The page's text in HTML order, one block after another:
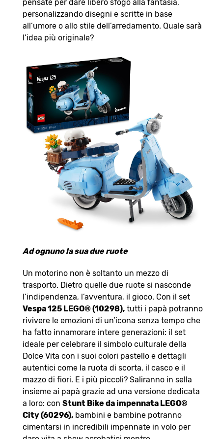
pensate per dare libero sfogo alla fantasia,
personalizzando disegni e scritte in base
all’umore o allo stile dell’arredamento. Quale sarà
l’idea più originale?
Ad ognuno la sua due ruote
Un motorino non è soltanto un mezzo di
trasporto. Dietro quelle due ruote si nasconde
l’indipendenza, l’avventura, il gioco. Con il set
Vespa 125 LEGO® (10298), tutti i papà potranno
rivivere le emozioni di un’icona senza tempo che
ha fatto innamorare intere generazioni: il set
ideale per celebrare il simbolo culturale della
Dolce Vita con i suoi colori pastello e dettagli
autentici come la ruota di scorta, il casco e il
mazzo di fiori. E i più piccoli? Saliranno in sella
insieme ai papà grazie ad una versione dedicata
a loro: con Stunt Bike da impennata LEGO®
City (60296), bambini e bambine potranno
cimentarsi in incredibili impennate in volo per